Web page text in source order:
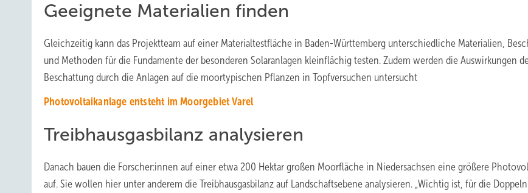
Geeignete Materialien finden
Gleichzeitig kann das Projektteam auf einer Materialtestfläche in Baden-Württemberg unterschiedliche Materialien,
und Methoden für die Fundamente der besonderen Solaranlagen kleinflächig testen. Zudem werden die Auswirkungen
Beschattung durch die Anlagen auf die moortypischen Pflanzen in Topfversuchen untersucht
Photovoltaikanlage entsteht im Moorgebiet Varel
Treibhausgasbilanz analysieren
Danach bauen die Forscher:innen auf einer etwa 200 Hektar großen Moorfläche in Niedersachsen eine größere
auf. Sie wollen hier unter anderem die Treibhausgasbilanz auf Landschaftsebene analysieren. „Wichtig ist, für die